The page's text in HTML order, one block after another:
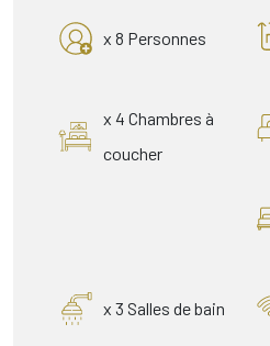
x 8 Personnes
x 4 Chambres à
coucher
x 3 Salles de bain